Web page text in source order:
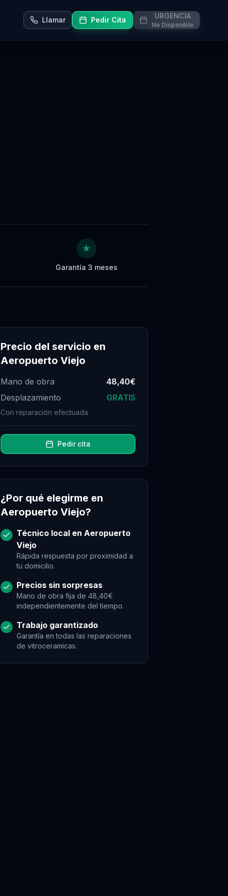
Llamar Pedir Cita URGENCIA
No Disponible
★
Garantía 3 meses
Precio del servicio en
Aeropuerto Viejo
Mano de obra
48,40€
Desplazamiento
GRATIS
Con reparación efectuada
Pedir cita
¿Por qué elegirme en
Aeropuerto Viejo?
Técnico local en Aeropuerto
Viejo
Rápida respuesta por proximidad a
tu domicilio.
Precios sin sorpresas
Mano de obra fija de 48,40€
independientemente del tiempo.
Trabajo garantizado
Garantía en todas las reparaciones
de vitroceramicas.